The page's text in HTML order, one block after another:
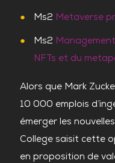
Ms2 Metaverse
Ms2
NFTs et du
Alors que Mark
10 000 emplois
émerger les
College saisit cette
en proposition de